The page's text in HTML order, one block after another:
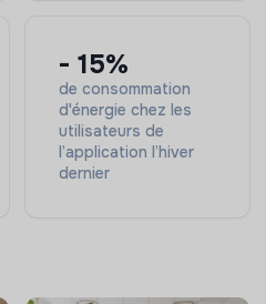
- 15%
de consommation
d'énergie chez les
utilisateurs de
l’application l’hiver
dernier